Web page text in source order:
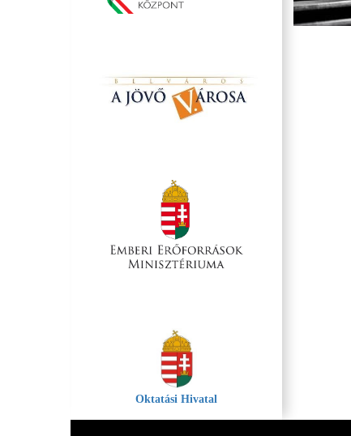
Oktatási Hivatal